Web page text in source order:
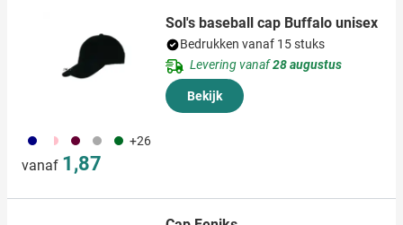
492 294 010 099 134 +26
vanaf 1,87
Sol's baseball cap Buffalo unisex
Bedrukken vanaf 15 stuks
Levering vanaf28 augustus
Bekijk